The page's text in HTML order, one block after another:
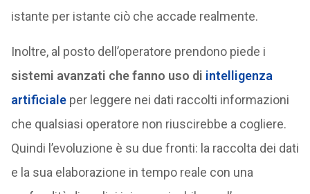
istante per istante ciò che accade realmente.
Inoltre, al posto dell’operatore prendono piede i
sistemi avanzati che fanno uso di intelligenza
artificialeper leggere nei dati raccolti informazioni
che qualsiasi operatore non riuscirebbe a cogliere.
Quindi l’evoluzione è su due fronti: la raccolta dei dati
e la sua elaborazione in tempo reale con una